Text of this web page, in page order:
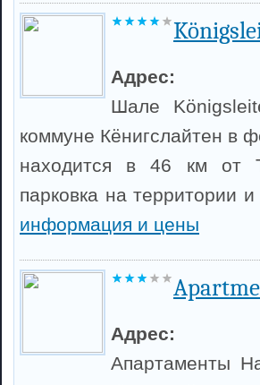
Адрес:
Шале
коммуне Кёнигслайтен в
находится в 46 км от
парковка на территории
информация и цены
Адрес:
Апартаменты